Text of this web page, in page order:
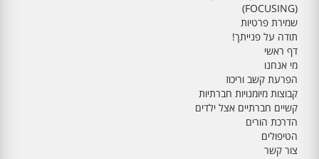
(FOCUSING)
שמירת פרטיות
תודה על פנייתך!
דף ראשי
מי אנחנו
הפרעת קשב וריכוז
קבוצות מיומנויות חברתיות
קשיים חברתיים אצל ילדים
הדרכת הורים
הטיפולים
צור קשר